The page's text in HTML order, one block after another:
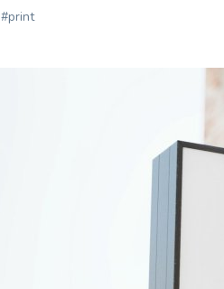
#print